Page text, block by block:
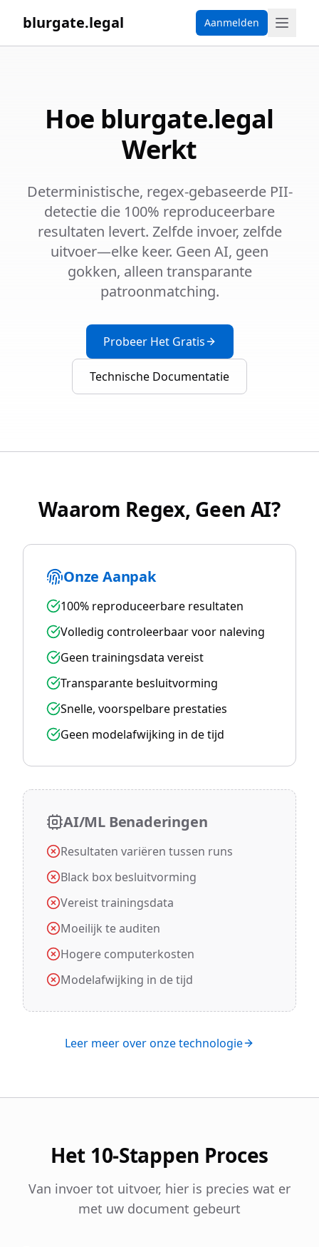
blurgate.legal Aanmelden
Hoe blurgate.legal
Werkt
Deterministische, regex-gebaseerde PII-
detectie die 100% reproduceerbare
resultaten levert. Zelfde invoer, zelfde
uitvoer—elke keer. Geen AI, geen
gokken, alleen transparante
patroonmatching.
Probeer Het Gratis
Technische Documentatie
Waarom Regex, Geen AI?
Onze Aanpak
100% reproduceerbare resultaten
Volledig controleerbaar voor naleving
Geen trainingsdata vereist
Transparante besluitvorming
Snelle, voorspelbare prestaties
Geen modelafwijking in de tijd
AI/ML Benaderingen
Resultaten variëren tussen runs
Black box besluitvorming
Vereist trainingsdata
Moeilijk te auditen
Hogere computerkosten
Modelafwijking in de tijd
Leer meer over onze technologie
Het 10-Stappen Proces
Van invoer tot uitvoer, hier is precies wat er
met uw document gebeurt